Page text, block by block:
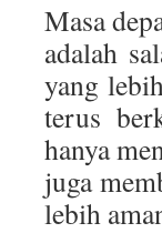
Masa
adalah
yang
terus
hanya
juga
lebih